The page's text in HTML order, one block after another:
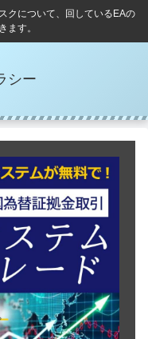
クについて、回しているEAの
ます。
シー